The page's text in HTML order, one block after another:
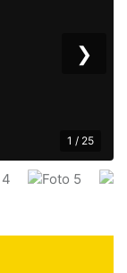
❯
1 / 25